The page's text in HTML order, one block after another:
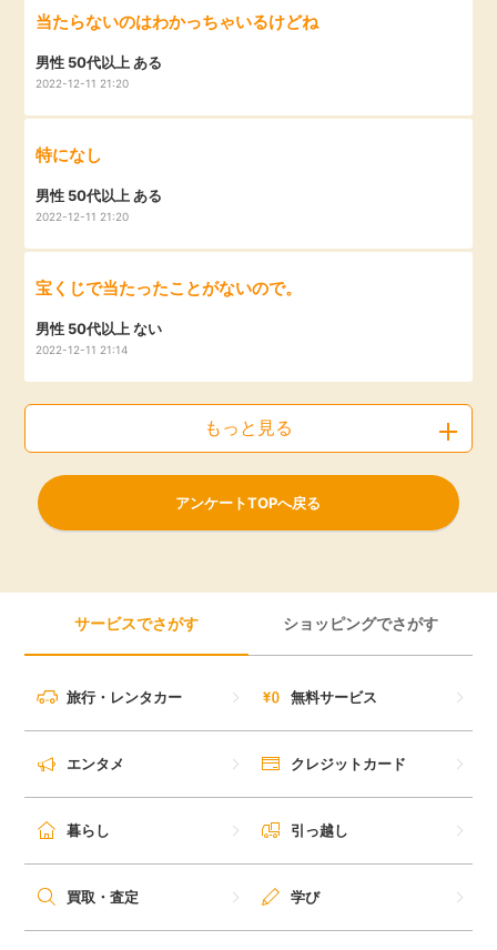
当たらないのはわかっちゃいるけどね
男性 50代以上 ある
2022-12-11 21:20
特になし
男性 50代以上 ある
2022-12-11 21:20
宝くじで当たったことがないので。
男性 50代以上 ない
2022-12-11 21:14
もっと見る
アンケートTOPへ戻る
サービスでさがす ショッピングでさがす
旅行・レンタカー 無料サービス
エンタメ クレジットカード
暮らし 引っ越し
買取・査定 学び